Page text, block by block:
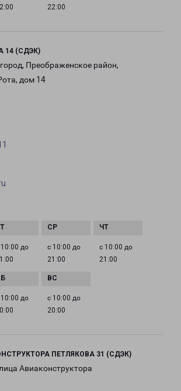
22:00
14 (СДЭК)
Преображенское район,
дом 14
10:00 до
с 10:00 до
21:00
с 10:00 до
21:00
10:00 до
с 10:00 до
20:00
ПЕТЛЯКОВА 31 (СДЭК)
Авиаконструктора